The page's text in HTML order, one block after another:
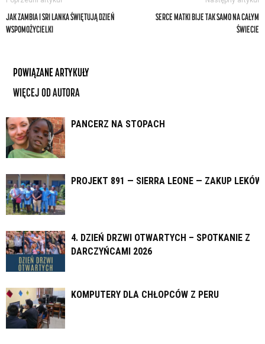
JAK ZAMBIA I SRI LANKA ŚWIĘTUJĄ DZIEŃ
WSPOMOŻYCIELKI
SERCE MATKI BIJE TAK SAMO NA CAŁYM
ŚWIECIE
POWIĄZANE ARTYKUŁY
WIĘCEJ OD AUTORA
PANCERZ NA STOPACH
PROJEKT 891 — SIERRA LEONE — ZAKUP LEKÓW
4. DZIEŃ DRZWI OTWARTYCH – SPOTKANIE Z
DARCZYŃCAMI 2026
KOMPUTERY DLA CHŁOPCÓW Z PERU